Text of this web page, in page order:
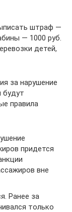
штраф —
— 1000 руб.
детей,
за нарушение
будут
правила
придется
вне
Ранее за
только